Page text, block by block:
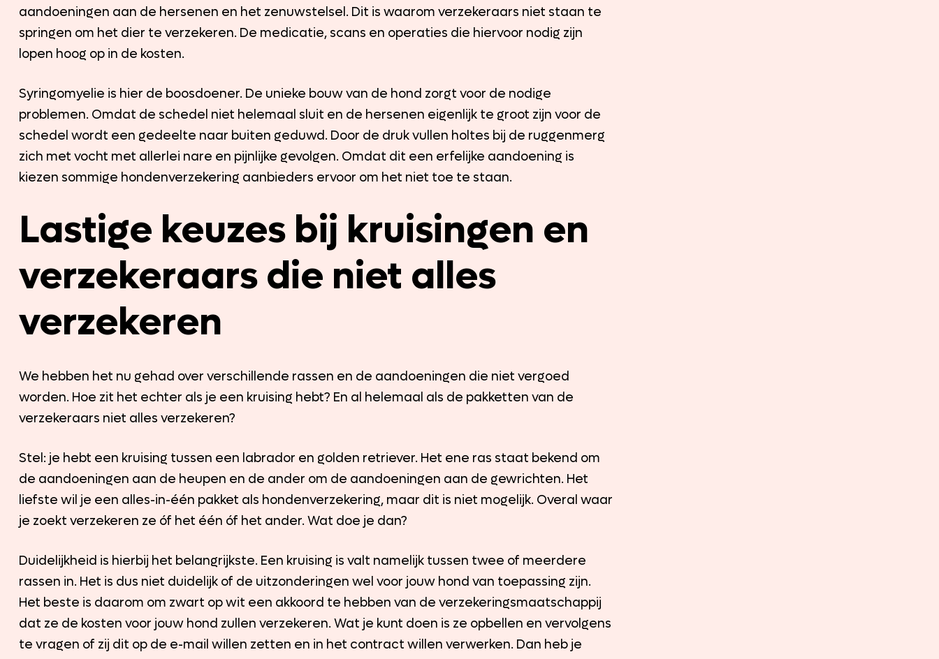
aandoeningen aan de hersenen en het zenuwstelsel. Dit is waarom verzekeraars niet staan te
springen om het dier te verzekeren. De medicatie, scans en operaties die hiervoor nodig zijn
lopen hoog op in de kosten.
Syringomyelie is hier de boosdoener. De unieke bouw van de hond zorgt voor de nodige
problemen. Omdat de schedel niet helemaal sluit en de hersenen eigenlijk te groot zijn voor de
schedel wordt een gedeelte naar buiten geduwd. Door de druk vullen holtes bij de ruggenmerg
zich met vocht met allerlei nare en pijnlijke gevolgen. Omdat dit een erfelijke aandoening is
kiezen sommige hondenverzekering aanbieders ervoor om het niet toe te staan.
Lastige keuzes bij kruisingen en
verzekeraars die niet alles
verzekeren
We hebben het nu gehad over verschillende rassen en de aandoeningen die niet vergoed
worden. Hoe zit het echter als je een kruising hebt? En al helemaal als de pakketten van de
verzekeraars niet alles verzekeren?
Stel: je hebt een kruising tussen een labrador en golden retriever. Het ene ras staat bekend om
de aandoeningen aan de heupen en de ander om de aandoeningen aan de gewrichten. Het
liefste wil je een alles-in-één pakket als hondenverzekering, maar dit is niet mogelijk. Overal waar
je zoekt verzekeren ze óf het één óf het ander. Wat doe je dan?
Duidelijkheid is hierbij het belangrijkste. Een kruising is valt namelijk tussen twee of meerdere
rassen in. Het is dus niet duidelijk of de uitzonderingen wel voor jouw hond van toepassing zijn.
Het beste is daarom om zwart op wit een akkoord te hebben van de verzekeringsmaatschappij
dat ze de kosten voor jouw hond zullen verzekeren. Wat je kunt doen is ze opbellen en vervolgens
te vragen of zij dit op de e-mail willen zetten en in het contract willen verwerken. Dan heb je